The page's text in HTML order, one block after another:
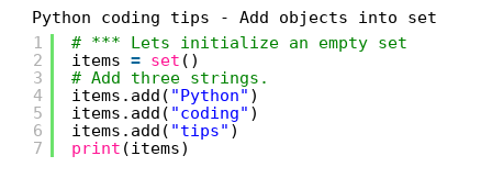
Python coding tips - Add objects into set
1
2
3
4
5
6
7
# *** Lets initialize an empty set
items = set ()
# Add three strings.
items.add( "Python" )
items.add( "coding" )
items.add( "tips" )
print (items)